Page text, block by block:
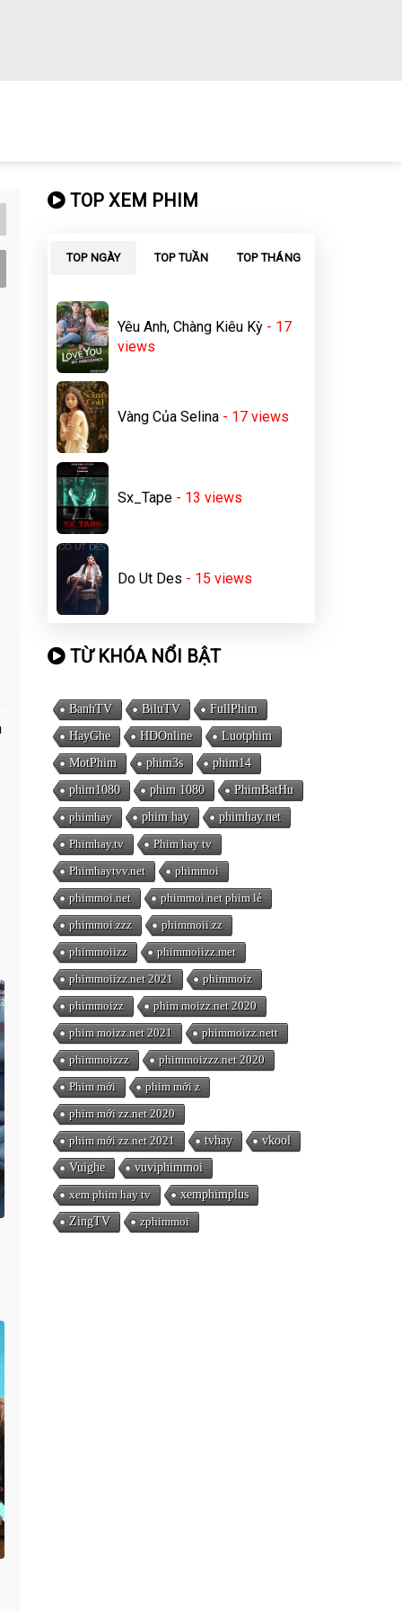
TOP XEM PHIM
TOP NGÀY TOP TUẦN TOP THÁNG
Yêu Anh, Chàng Kiêu Kỳ - 17
views
Vàng Của Selina - 17 views
Sx_Tape - 13 views
Do Ut Des - 15 views
TỪ KHÓA NỔI BẬT
BanhTV BiluTV
FullPhim
HayGhe
HDOnline
Luotphim
MotPhim
phim3s
phim14
phim1080
phim 1080
PhimBatHu
phimhay
phim hay
phimhay.net
Phimhay.tv
Phim hay tv
Phimhaytvv.net
phimmoi
phimmoi.net
phimmoi.net phim lẻ
phimmoi.zzz
phimmoii.zz
phimmoiizz
phimmoiizz.met
phimmoiizz.net 2021
phimmoiz
phimmoizz
phim moizz.net 2020
phim moizz.net 2021
phimmoizz.nett
phimmoizzz
phimmoizzz.net 2020
Phim mới
phim mới z
phim mới zz.net 2020
phim mới zz.net 2021
tvhay
vkool
Vuighe
vuviphimmoi
xem phim hay tv
xemphimplus
ZingTV
zphimmoi